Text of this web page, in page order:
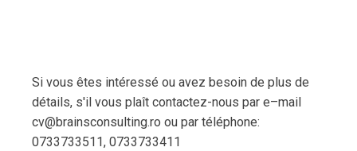
Si vous êtes intéressé ou avez besoin de plus de
détails, s'il vous plaît contactez-nous par e–mail
cv@brainsconsulting.ro ou par téléphone:
0733733511, 0733733411